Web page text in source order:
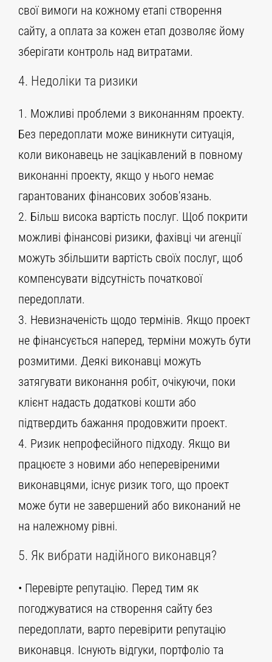
свої вимоги на кожному етапі створення
сайту, а оплата за кожен етап дозволяє йому
зберігати контроль над витратами.
4. Недоліки та ризики
1. Можливі проблеми з виконанням проекту.
Без передоплати може виникнути ситуація,
коли виконавець не зацікавлений в повному
виконанні проекту, якщо у нього немає
гарантованих фінансових зобов'язань.
2. Більш висока вартість послуг. Щоб покрити
можливі фінансові ризики, фахівці чи агенції
можуть збільшити вартість своїх послуг, щоб
компенсувати відсутність початкової
передоплати.
3. Невизначеність щодо термінів. Якщо проект
не фінансується наперед, терміни можуть бути
розмитими. Деякі виконавці можуть
затягувати виконання робіт, очікуючи, поки
клієнт надасть додаткові кошти або
підтвердить бажання продовжити проект.
4. Ризик непрофесійного підходу. Якщо ви
працюєте з новими або неперевіреними
виконавцями, існує ризик того, що проект
може бути не завершений або виконаний не
на належному рівні.
5. Як вибрати надійного виконавця?
• Перевірте репутацію. Перед тим як
погоджуватися на створення сайту без
передоплати, варто перевірити репутацію
виконавця. Існують відгуки, портфоліо та